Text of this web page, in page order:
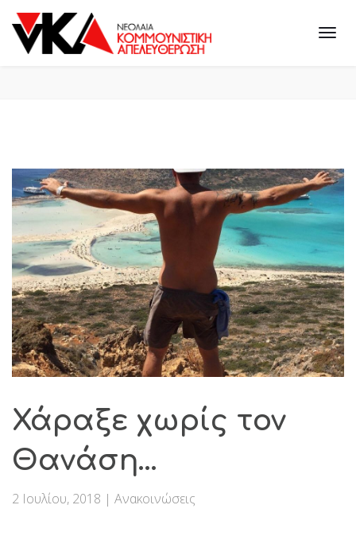
Χάραξε χωρίς τον
Θανάση…
2 Ιουλίου, 2018 | Ανακοινώσεις